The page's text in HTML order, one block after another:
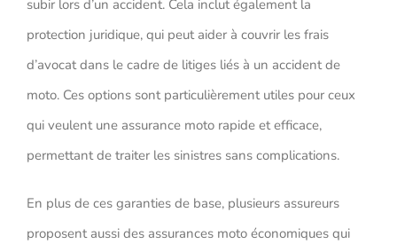
subir lors d’un accident. Cela inclut également la
protection juridique, qui peut aider à couvrir les frais
d’avocat dans le cadre de litiges liés à un accident de
moto. Ces options sont particulièrement utiles pour ceux
qui veulent une assurance moto rapide et efficace,
permettant de traiter les sinistres sans complications.
En plus de ces garanties de base, plusieurs assureurs
proposent aussi des assurances moto économiques qui